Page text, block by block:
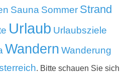
Sauna Sommer Strand
Urlaub Urlaubsziele
Wandern Wanderung
. Bitte schauen Sie sich